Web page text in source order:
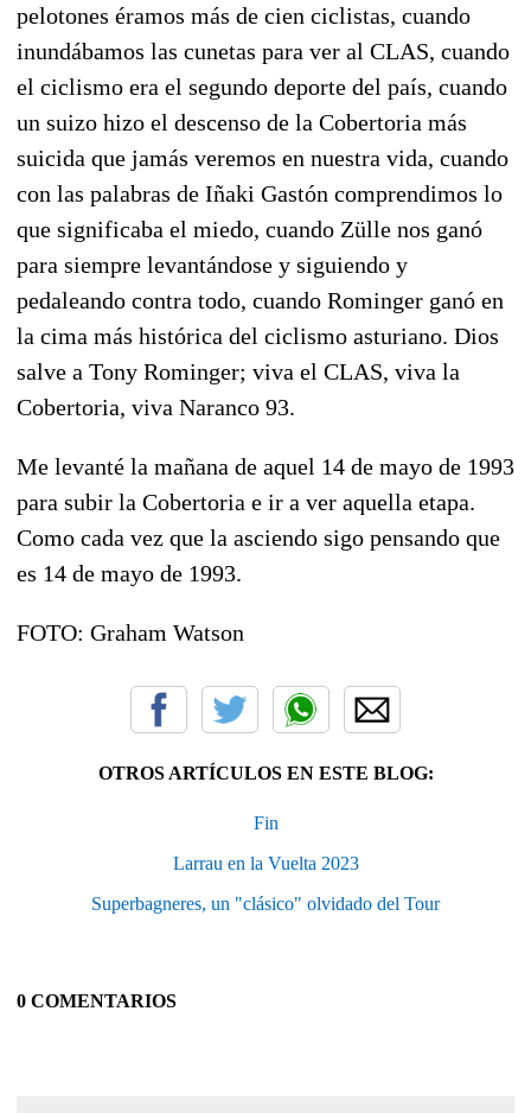
pelotones éramos más de cien ciclistas, cuando
inundábamos las cunetas para ver al CLAS, cuando
el ciclismo era el segundo deporte del país, cuando
un suizo hizo el descenso de la Cobertoria más
suicida que jamás veremos en nuestra vida, cuando
con las palabras de Iñaki Gastón comprendimos lo
que significaba el miedo, cuando Zülle nos ganó
para siempre levantándose y siguiendo y
pedaleando contra todo, cuando Rominger ganó en
la cima más histórica del ciclismo asturiano. Dios
salve a Tony Rominger; viva el CLAS, viva la
Cobertoria, viva Naranco 93.
Me levanté la mañana de aquel 14 de mayo de 1993
para subir la Cobertoria e ir a ver aquella etapa.
Como cada vez que la asciendo sigo pensando que
es 14 de mayo de 1993.
FOTO: Graham Watson
OTROS ARTÍCULOS EN ESTE BLOG:
Fin
Larrau en la Vuelta 2023
Superbagneres, un "clásico" olvidado del Tour
0 COMENTARIOS